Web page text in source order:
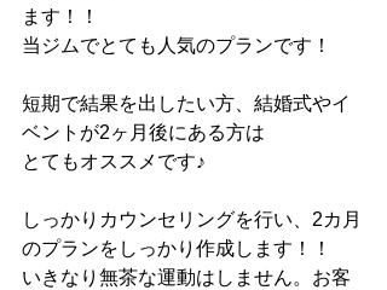
ます！！
当ジムでとても人気のプランです！
短期で結果を出したい方、結婚式やイ
ベントが2ヶ月後にある方は
とてもオススメです♪
しっかりカウンセリングを行い、2カ月
のプランをしっかり作成します！！
いきなり無茶な運動はしません。お客